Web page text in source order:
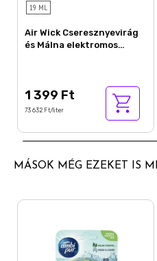
19 ML
Air Wick Cseresznyevirág
és Málna elektromos
1 399 Ft
73 632 Ft/liter
MÁSOK MÉG EZEKET IS